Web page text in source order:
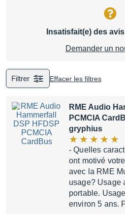
Insatisfait(e) des
Demander un
Filtrer Effacer les filtres
RME Audio
PCMCIA
gryphius
- Quelles
ont motivé
avec la RME
usage? Usage
portable.
environ 5 ans.